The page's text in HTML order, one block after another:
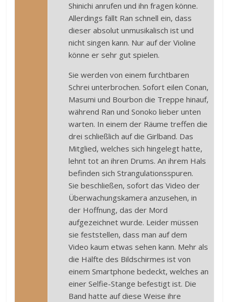
Shinichi anrufen und ihn fragen könne.
Allerdings fällt Ran schnell ein, dass
dieser absolut unmusikalisch ist und
nicht singen kann. Nur auf der Violine
könne er sehr gut spielen.
Sie werden von einem furchtbaren
Schrei unterbrochen. Sofort eilen Conan,
Masumi und Bourbon die Treppe hinauf,
während Ran und Sonoko lieber unten
warten. In einem der Räume treffen die
drei schließlich auf die Girlband. Das
Mitglied, welches sich hingelegt hatte,
lehnt tot an ihren Drums. An ihrem Hals
befinden sich Strangulationsspuren.
Sie beschließen, sofort das Video der
Überwachungskamera anzusehen, in
der Hoffnung, das der Mord
aufgezeichnet wurde. Leider müssen
sie feststellen, dass man auf dem
Video kaum etwas sehen kann. Mehr als
die Hälfte des Bildschirmes ist von
einem Smartphone bedeckt, welches an
einer Selfie-Stange befestigt ist. Die
Band hatte auf diese Weise ihre